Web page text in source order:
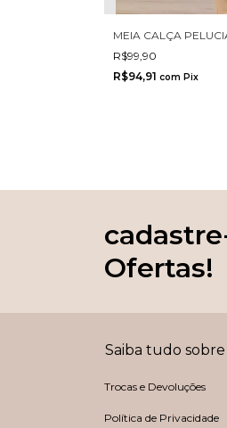
MEIA CALÇA
R$99,90
R$94,91 com Pix
Ofertas!
Saiba tudo
Trocas e Devoluções
Política de Privacidade